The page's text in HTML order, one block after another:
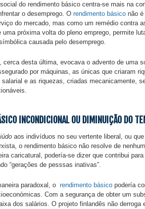
do rendimento básico centra-se mais na
o desemprego. O rendimento básico não
do mercado, mas como um remédio contra
uma próxima volta do pleno emprego, permite
causada pelo desemprego.
cerca desta última, evocava o advento de uma
por máquinas, as únicas que criaram
e as riquezas, criadas mecanicamente,
INCONDICIONAL OU DIMINUIÇÃO DO
aos indivíduos no seu vertente liberal, ou
o rendimento básico não resolve de
caricatural, podería-se dizer que contribui
“gerações de pesssas inativas”.
paradoxal, o rendimento básico podería
Com a segurança de obter um
dos salários. O projeto finlandês não derroga